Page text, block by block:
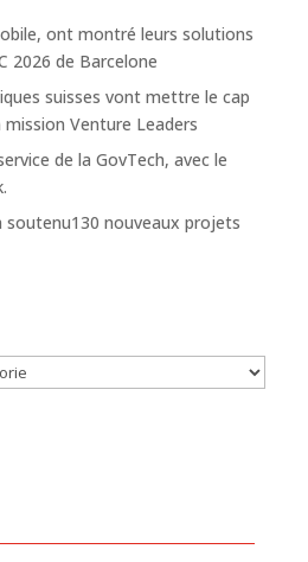
ont montré leurs solutions
2026 de Barcelone
suisses vont mettre le cap
mission Venture Leaders
de la GovTech, avec le
soutenu130 nouveaux projets